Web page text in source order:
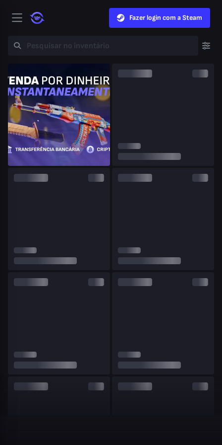
Fazer login com a Steam